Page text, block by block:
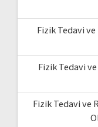
Fizik Tedavi
Fizik Tedavi
Fizik Tedavi ve